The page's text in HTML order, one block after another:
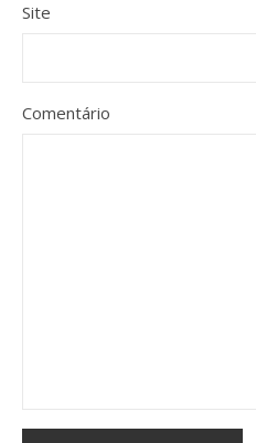
Site
Comentário